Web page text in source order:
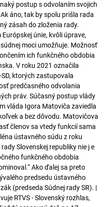
postup s odvolaním svojich
áno, tak by spolu prišla rada
zásah do zloženia rady.
únie, kvôli úprave,
moci umožňuje. Možnosť
ich funkčného obdobia
V roku 2021 označila
ktorých zastupovala
predčasného odvolania
práv. Súčasný postup vlády
vláda Igora Matoviča zaviedla
a bez dôvodu. Matovičova
členov sa vtedy funkcií sama
ústavného súdu z roku
Slovenskej republiky nie j e
funkčného obdobia
Ako ďalej sa preto
predsedu ústavného
(predseda Súdnej rady SR). |
RTVS - Slovenský rozhlas,